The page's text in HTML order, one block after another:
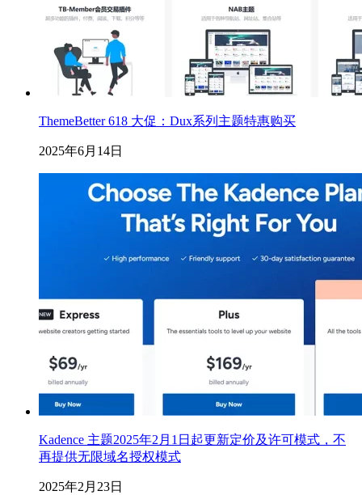
ThemeBetter 618 大促：Dux系列主题特惠购买
2025年6月14日
Kadence 主题2025年2月1日起更新定价及许可模式，不
再提供无限域名授权模式
2025年2月23日